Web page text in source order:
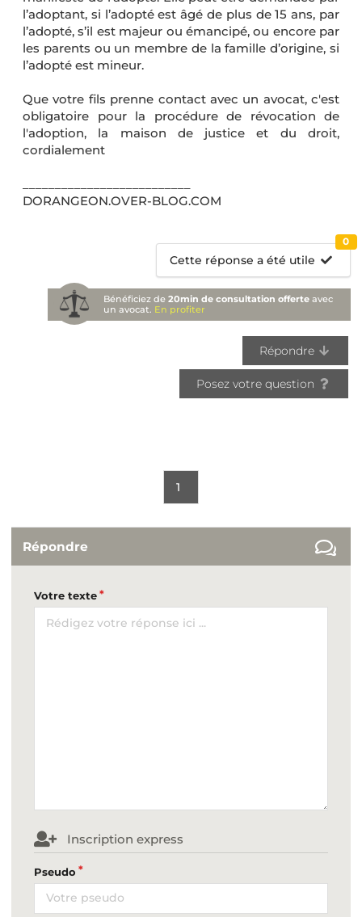
l’adoptant, si l’adopté est âgé de plus de 15 ans, par
l’adopté, s’il est majeur ou émancipé, ou encore par
les parents ou un membre de la famille d’origine, si
l’adopté est mineur.
Que votre fils prenne contact avec un avocat, c'est
obligatoire pour la procédure de révocation de
l'adoption, la maison de justice et du droit,
cordialement
DORANGEON.OVER-BLOG.COM
Cette réponse a été utile
0
Bénéficiez de20min de consultation offerte avec
un avocat. En profiter
Répondre
Posez votre question
1
Répondre
Votre texte
Inscription express
Pseudo